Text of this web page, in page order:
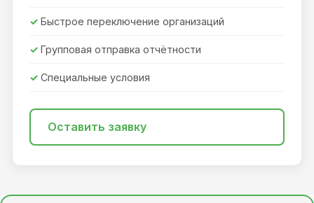
Быстрое переключение организаций
Групповая отправка отчётности
Специальные условия
Оставить заявку